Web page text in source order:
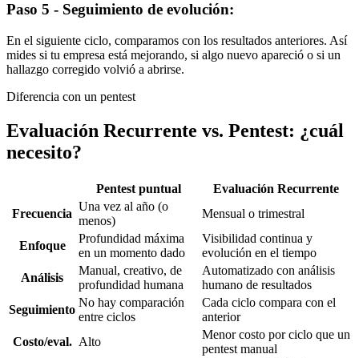
Paso 5 - Seguimiento de evolución:
En el siguiente ciclo, comparamos con los resultados anteriores. Así
mides si tu empresa está mejorando, si algo nuevo apareció o si un
hallazgo corregido volvió a abrirse.
Diferencia con un pentest
Evaluación Recurrente vs. Pentest: ¿cuál
necesito?
Pentest puntual
Evaluación Recurrente
Frecuencia
Una vez al año (o
menos)
Mensual o trimestral
Enfoque
Profundidad máxima
en un momento dado
Visibilidad continua y
evolución en el tiempo
Análisis
Manual, creativo, de
profundidad humana
Automatizado con análisis
humano de resultados
Seguimiento
No hay comparación
entre ciclos
Cada ciclo compara con el
anterior
Costo/eval. Alto
Menor costo por ciclo que un
pentest manual